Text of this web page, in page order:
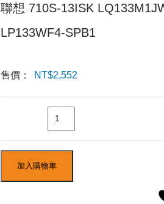
聯想 710S-13ISK
LP133WF4-SPB1
售價： NT$2,552
加入購物車